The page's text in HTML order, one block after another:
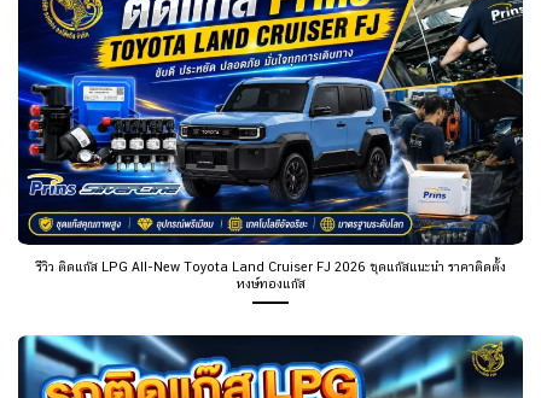
รีวิว ติดแก๊ส LPG All-New Toyota Land Cruiser FJ 2026 ชุดแก๊สแนะนำ ราคาติดตั้ง
หงษ์ทองแก๊ส